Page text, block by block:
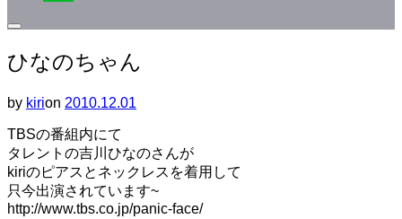
サ
ド
ー
と
ナ
ビ
ゲ
ー
シ
ョ
ひなのちゃん
by kirion 投
日:
2010.12.01
TBSの番組内にて
タレントの吉川ひなのさんが
kiriのピアスとネックレスを着用して
只今出演されています~
http://www.tbs.co.jp/panic-face/